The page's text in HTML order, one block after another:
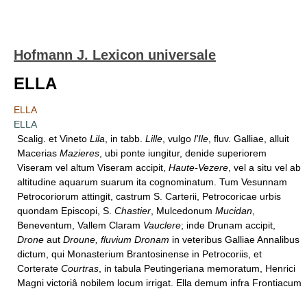
Hofmann J. Lexicon universale
ELLA
ELLA
ELLA
Scalig. et Vineto Lila , in tabb. Lille , vulgo l'Ile , fluv. Galliae, alluit
Macerias Mazieres , ubi ponte iungitur, denide superiorem
Viseram vel altum Viseram accipit, Haute-Vezere , vel a situ vel ab
altitudine aquarum suarum ita cognominatum. Tum Vesunnam
Petrocoriorum attingit, castrum S. Carterii, Petrocoricae urbis
quondam Episcopi, S. Chastier , Mulcedonum Mucidan
Beneventum, Vallem Claram Vauclere; inde Drunam accipit,
Drone aut Droune, fluvium Dronam in veteribus Galliae Annalibus
dictum, qui Monasterium Brantosinense in Petrocoriis, et
Corterate Courtras , in tabula Peutingeriana memoratum, Henrici
Magni victoriâ nobilem locum irrigat. Ella demum infra Frontiacum